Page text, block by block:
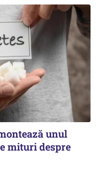
unul
mituri despre